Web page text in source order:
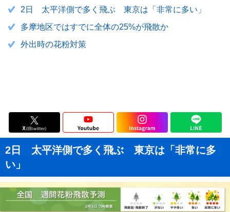
2日 太平洋側で多く飛ぶ 東京は「非常に多い」
多摩地区ではすでに全体の25%が飛散か
外出時の花粉対策
2日 太平洋側で多く飛ぶ 東京は「非常に多
い」